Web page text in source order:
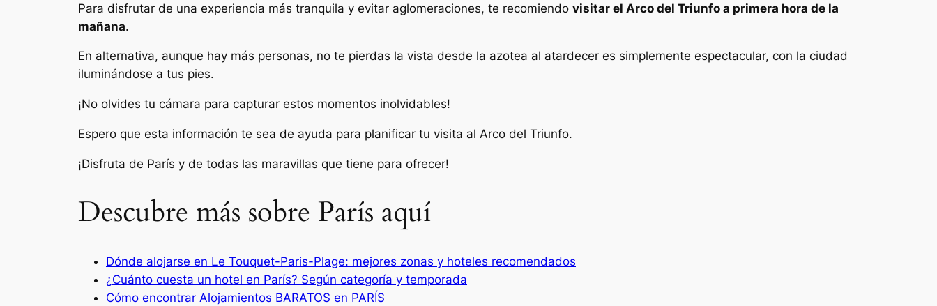
Para disfrutar de una experiencia más tranquila y evitar aglomeraciones, te recomiendo visitar el Arco del Triunfo a primera hora de la
mañana.
En alternativa, aunque hay más personas, no te pierdas la vista desde la azotea al atardecer es simplemente espectacular, con la ciudad
iluminándose a tus pies.
¡No olvides tu cámara para capturar estos momentos inolvidables!
Espero que esta información te sea de ayuda para planificar tu visita al Arco del Triunfo.
¡Disfruta de París y de todas las maravillas que tiene para ofrecer!
Descubre más sobre París aquí
Dónde alojarse en Le Touquet-Paris-Plage: mejores zonas y hoteles recomendados
¿Cuánto cuesta un hotel en París? Según categoría y temporada
Cómo encontrar Alojamientos BARATOS en PARÍS